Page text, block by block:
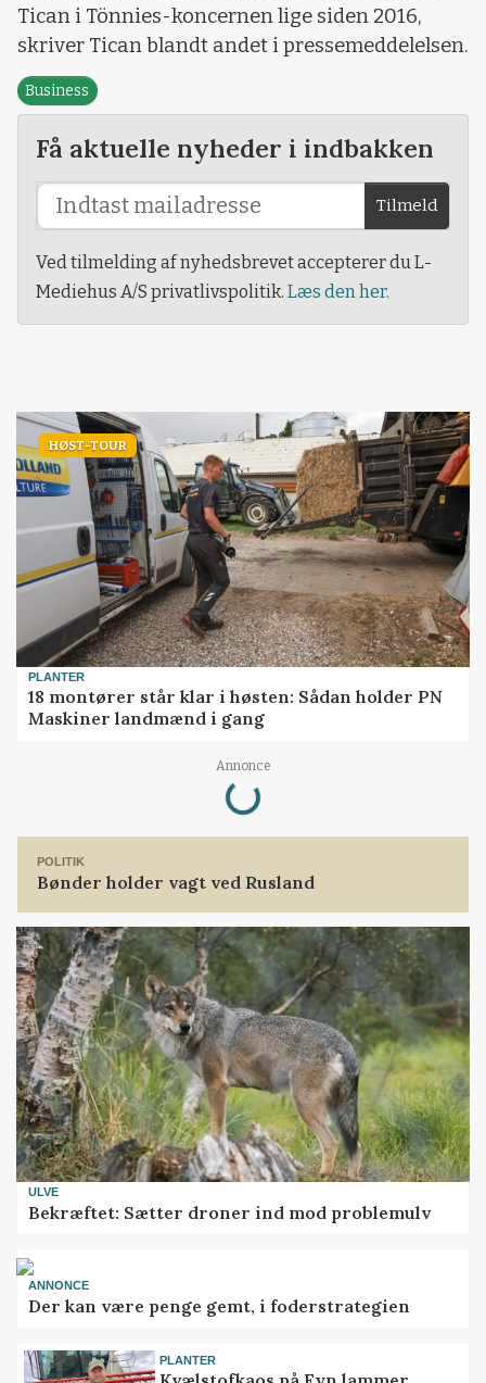
Tican i Tönnies-koncernen lige siden 2016,
skriver Tican blandt andet i pressemeddelelsen.
Business
Få aktuelle nyheder i indbakken
Tilmeld
Ved tilmelding af nyhedsbrevet accepterer du L-
Mediehus A/S privatlivspolitik. Læs den her.
HØST-TOUR
PLANTER
18 montører står klar i høsten: Sådan holder PN
Maskiner landmænd i gang
Annonce
Loading...
POLITIK
Bønder holder vagt ved Rusland
ULVE
Bekræftet: Sætter droner ind mod problemulv
ANNONCE
Der kan være penge gemt, i foderstrategien
PLANTER